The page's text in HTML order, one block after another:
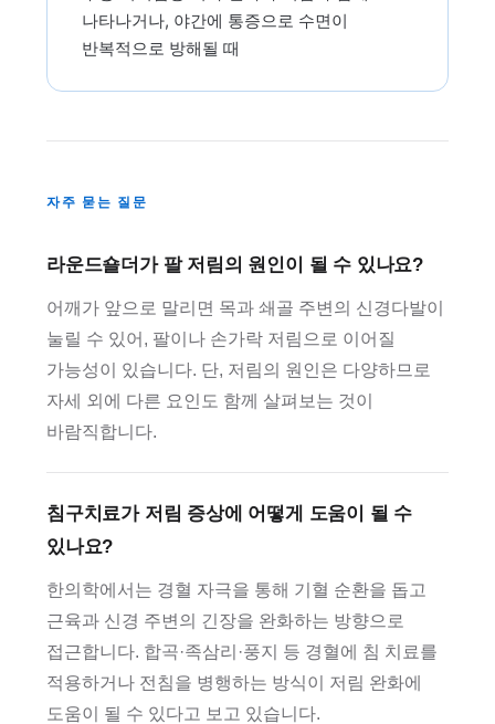
나타나거나, 야간에 통증으로 수면이
반복적으로 방해될 때
자주 묻는 질문
라운드숄더가 팔 저림의 원인이 될 수 있나요?
어깨가 앞으로 말리면 목과 쇄골 주변의 신경다발이
눌릴 수 있어, 팔이나 손가락 저림으로 이어질
가능성이 있습니다. 단, 저림의 원인은 다양하므로
자세 외에 다른 요인도 함께 살펴보는 것이
바람직합니다.
침구치료가 저림 증상에 어떻게 도움이 될 수
있나요?
한의학에서는 경혈 자극을 통해 기혈 순환을 돕고
근육과 신경 주변의 긴장을 완화하는 방향으로
접근합니다. 합곡·족삼리·풍지 등 경혈에 침 치료를
적용하거나 전침을 병행하는 방식이 저림 완화에
도움이 될 수 있다고 보고 있습니다.